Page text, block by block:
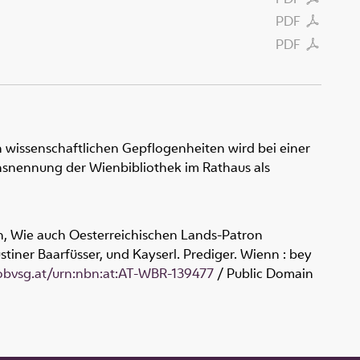
PDF
PDF
Gepflogenheiten wird bei einer
der Wienbibliothek im Rathaus als
Wie auch Oesterreichischen Lands-Patron
Baarfüsser, und Kayserl. Prediger. Wienn : bey
urn:nbn:at:AT-WBR-139477 / Public Domain